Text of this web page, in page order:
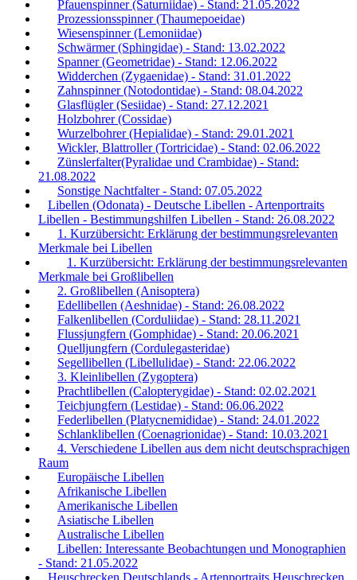
Pfauenspinner (Saturniidae) - Stand: 21.05.2022
Prozessionsspinner (Thaumepoeidae)
Wiesenspinner (Lemoniidae)
Schwärmer (Sphingidae) - Stand: 13.02.2022
Spanner (Geometridae) - Stand: 12.06.2022
Widderchen (Zygaenidae) - Stand: 31.01.2022
Zahnspinner (Notodontidae) - Stand: 08.04.2022
Glasflügler (Sesiidae) - Stand: 27.12.2021
Holzbohrer (Cossidae)
Wurzelbohrer (Hepialidae) - Stand: 29.01.2021
Wickler, Blattroller (Tortricidae) - Stand: 02.06.2022
Zünslerfalter(Pyralidae und Crambidae) - Stand:
21.08.2022
Sonstige Nachtfalter - Stand: 07.05.2022
Libellen (Odonata) - Deutsche Libellen - Artenportraits
Libellen - Bestimmungshilfen Libellen - Stand: 26.08.2022
1. Kurzübersicht: Erklärung der bestimmungsrelevanten
Merkmale bei Libellen
1. Kurzübersicht: Erklärung der bestimmungsrelevanten
Merkmale bei Großlibellen
2. Großlibellen (Anisoptera)
Edellibellen (Aeshnidae) - Stand: 26.08.2022
Falkenlibellen (Corduliidae) - Stand: 28.11.2021
Flussjungfern (Gomphidae) - Stand: 20.06.2021
Quelljungfern (Cordulegasteridae)
Segellibellen (Libellulidae) - Stand: 22.06.2022
3. Kleinlibellen (Zygoptera)
Prachtlibellen (Calopterygidae) - Stand: 02.02.2021
Teichjungfern (Lestidae) - Stand: 06.06.2022
Federlibellen (Platycnemididae) - Stand: 24.01.2022
Schlanklibellen (Coenagrionidae) - Stand: 10.03.2021
4. Verschiedene Libellen aus dem nicht deutschsprachigen
Raum
Europäische Libellen
Afrikanische Libellen
Amerikanische Libellen
Asiatische Libellen
Australische Libellen
Libellen: Interessante Beobachtungen und Monographien
- Stand: 21.05.2022
Heuschrecken Deutschlands - Artenportraits Heuschrecken